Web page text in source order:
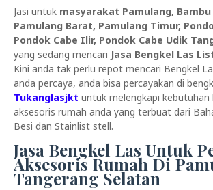
Jasi untuk masyarakat Pamulang, Bambu
Pamulang Barat, Pamulang Timur,
Pondok Cabe Ilir, Pondok Cabe Udik
yang sedang mencari Jasa Bengkel Las
Kini anda tak perlu repot mencari Bengkel
anda percaya, anda bisa percayakan di
Tukanglasjkt untuk melengkapi kebutuhan
aksesoris rumah anda yang terbuat dari
Besi dan Stainlist stell.
Jasa Bengkel Las Untuk
Aksesoris Rumah Di
Tangerang Selatan